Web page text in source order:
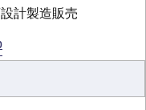
計製造販売